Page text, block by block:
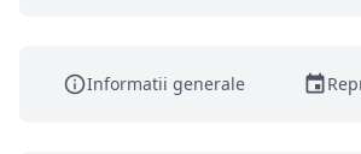
Informatii generale